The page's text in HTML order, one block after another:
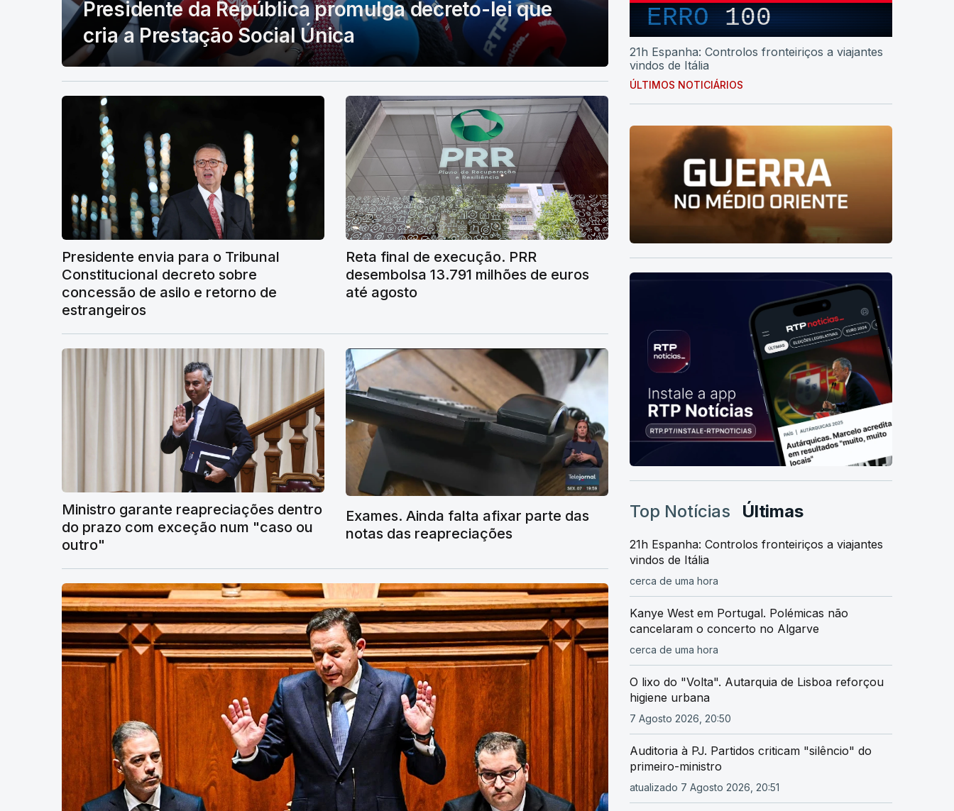
Presidente da República promulga decreto-lei que
cria a Prestação Social Única
Presidente envia para o Tribunal
Constitucional decreto sobre
concessão de asilo e retorno de
estrangeiros
Reta final de execução. PRR
desembolsa 13.791 milhões de euros
até agosto
Ministro garante reapreciações dentro
do prazo com exceção num "caso ou
outro"
Exames. Ainda falta afixar parte das
notas das reapreciações
ERRO100
21h Espanha: Controlos fronteiriços a viajantes
vindos de Itália
ÚLTIMOS NOTICIÁRIOS
Top Notícias Últimas
21h Espanha: Controlos fronteiriços a viajantes
vindos de Itália
cerca de uma hora
Kanye West em Portugal. Polémicas não
cancelaram o concerto no Algarve
cerca de uma hora
O lixo do "Volta". Autarquia de Lisboa reforçou
higiene urbana
7 Agosto 2026, 20:50
Auditoria à PJ. Partidos criticam "silêncio" do
primeiro-ministro
atualizado 7 Agosto 2026, 20:51